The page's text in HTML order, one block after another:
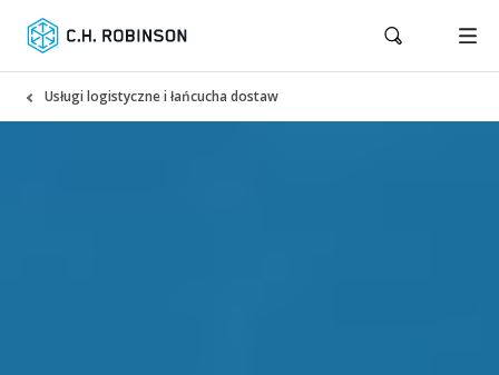
Usługi logistyczne i łańcucha dostaw